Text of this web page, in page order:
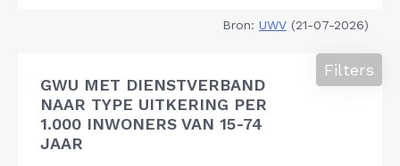
Bron: UWV (21-07-2026)
GWU MET DIENSTVERBAND
NAAR TYPE UITKERING PER
1.000 INWONERS VAN 15-74
JAAR
Filters